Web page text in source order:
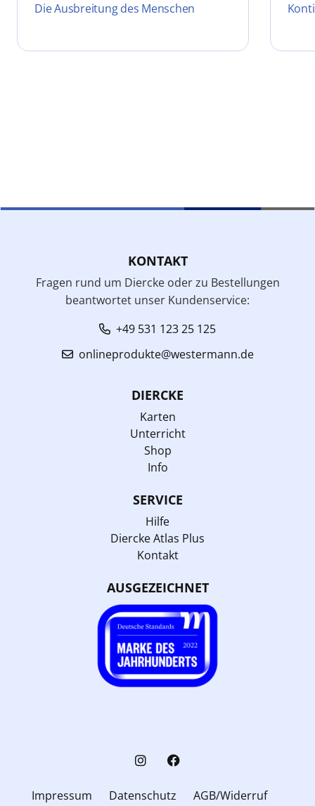
Die Ausbreitung des Menschen
KONTAKT
Fragen rund um Diercke oder zu Bestellungen
beantwortet unser Kundenservice:
+49 531 123 25 125
onlineprodukte@westermann.de
DIERCKE
Karten
Unterricht
Shop
Info
SERVICE
Hilfe
Diercke Atlas Plus
Kontakt
AUSGEZEICHNET
Impressum Datenschutz
AGB/Widerruf